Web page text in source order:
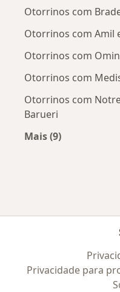
Otorrinos com
Otorrinos com Amil
Otorrinos com
Otorrinos com
Otorrinos com
Barueri
Mais (9)
Privacidade para